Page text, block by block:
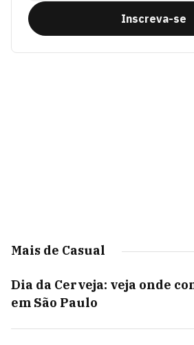
Inscreva-se
Mais de Casual
Dia da Cerveja: veja onde
em São Paulo